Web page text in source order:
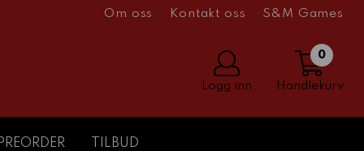
Om oss Kontakt oss S&M Games
Logg inn
0
Handlekurv
TILBUD